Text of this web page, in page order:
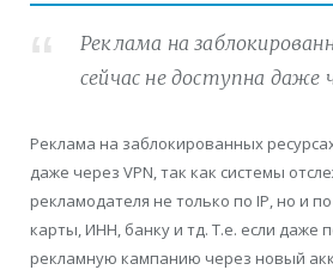
Реклама на
сейчас не доступна даже
Реклама на заблокированных
даже через VPN, так как системы
рекламодателя не только по IP, но и
карты, ИНН, банку и тд. Т.е. если даже
рекламную кампанию через новый